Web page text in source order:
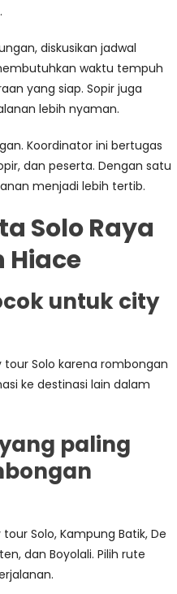
diskusikan jadwal
waktu tempuh
yang siap. Sopir juga
lebih nyaman.
Koordinator ini bertugas
dan peserta. Dengan satu
menjadi lebih tertib.
Solo Raya
Hiace
untuk city
Solo karena rombongan
ke destinasi lain dalam
paling
Solo, Kampung Batik, De
dan Boyolali. Pilih rute